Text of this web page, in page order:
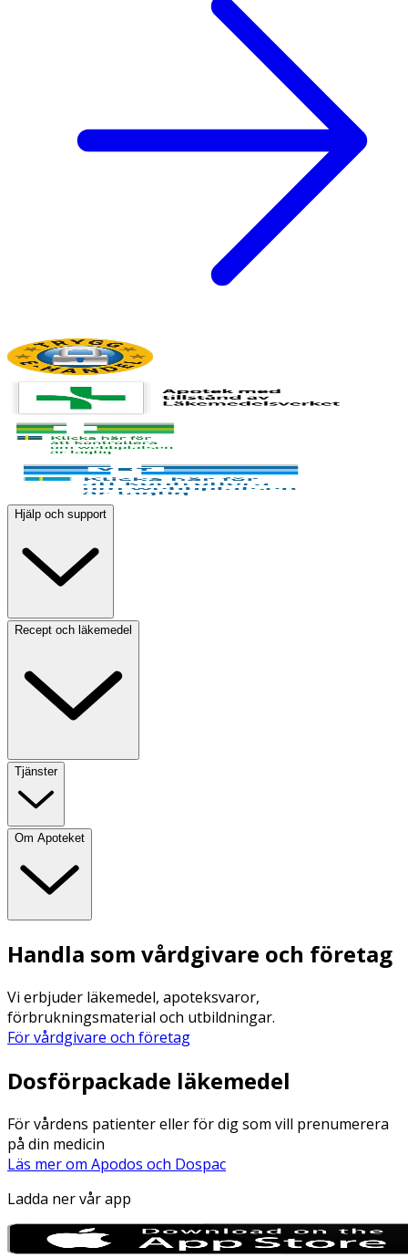
Hjälp och support
Recept och läkemedel
Tjänster
Om Apoteket
Handla som vårdgivare och företag
Vi erbjuder läkemedel, apoteksvaror,
förbrukningsmaterial och utbildningar.
För vårdgivare och företag
Dosförpackade läkemedel
För vårdens patienter eller för dig som vill prenumerera
på din medicin
Läs mer om Apodos och Dospac
Ladda ner vår app